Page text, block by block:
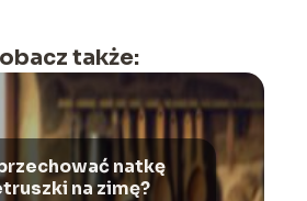
także:
natkę
na zimę?